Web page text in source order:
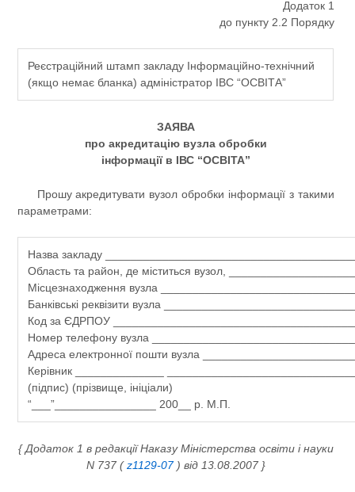
Додаток 1
до пункту 2.2 Порядку
Реєстраційний штамп закладу Інформаційно-технічний
(якщо немає бланка) адміністратор ІВС “ОСВІТА”
ЗАЯВА
про акредитацію вузла обробки
інформації в ІВС “ОСВІТА”
Прошу акредитувати вузол обробки інформації з такими
параметрами:
Назва закладу
Область та район, де міститься вузол,
Місцезнаходження вузла
Банківські реквізити вузла
Код за ЄДРПОУ
Номер телефону вузла
Адреса електронної пошти вузла
Керівник ______________
(підпис) (прізвище, ініціали)
“___”________________ 200__ р. М.П.
{ Додаток 1 в редакції Наказу Міністерства освіти і науки
N 737 (z1129-07) від 13.08.2007 }